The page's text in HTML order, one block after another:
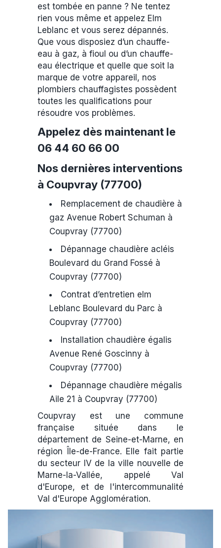
est tombée en panne ? Ne tentez
rien vous même et appelez Elm
Leblanc et vous serez dépannés.
Que vous disposiez d’un chauffe-
eau à gaz, à fioul ou d’un chauffe-
eau électrique et quelle que soit la
marque de votre appareil, nos
plombiers chauffagistes possèdent
toutes les qualifications pour
résoudre vos problèmes.
Appelez dès maintenant le
06 44 60 66 00
Nos dernières interventions
à Coupvray (77700)
Remplacement de chaudière à
gaz Avenue Robert Schuman à
Coupvray (77700)
Dépannage chaudière acléis
Boulevard du Grand Fossé à
Coupvray (77700)
Contrat d’entretien elm
Leblanc Boulevard du Parc à
Coupvray (77700)
Installation chaudière égalis
Avenue René Goscinny à
Coupvray (77700)
Dépannage chaudière mégalis
Aile 21 à Coupvray (77700)
Coupvray est une commune
française située dans le
département de Seine-et-Marne, en
région Île-de-France. Elle fait partie
du secteur IV de la ville nouvelle de
Marne-la-Vallée, appelé Val
d'Europe, et de l'intercommunalité
Val d'Europe Agglomération.